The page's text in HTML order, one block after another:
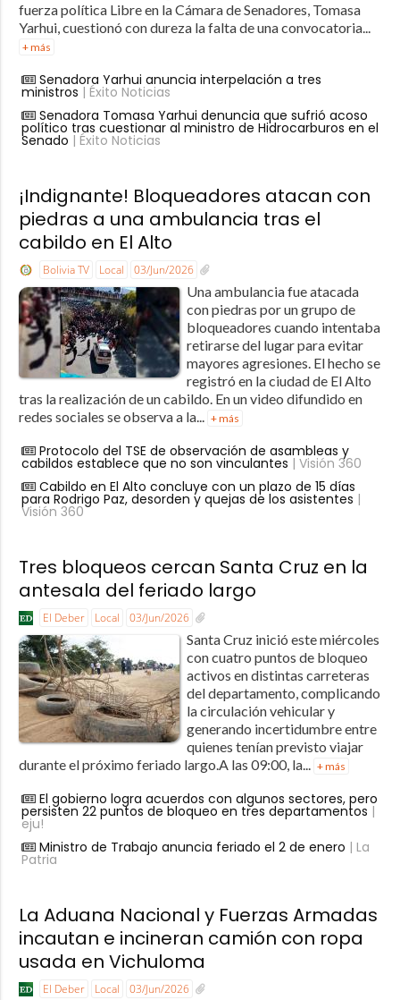
fuerza política Libre en la Cámara de Senadores, Tomasa
Yarhui, cuestionó con dureza la falta de una convocatoria...
+ más
Senadora Yarhui anuncia interpelación a tres
ministros | Éxito Noticias
Senadora Tomasa Yarhui denuncia que sufrió acoso
político tras cuestionar al ministro de Hidrocarburos en el
Senado | Éxito Noticias
¡Indignante! Bloqueadores atacan con
piedras a una ambulancia tras el
cabildo en El Alto
Bolivia TV Local 03/Jun/2026
Una ambulancia fue atacada
con piedras por un grupo de
bloqueadores cuando intentaba
retirarse del lugar para evitar
mayores agresiones. El hecho se
registró en la ciudad de El Alto
tras la realización de un cabildo. En un video difundido en
redes sociales se observa a la... + más
Protocolo del TSE de observación de asambleas y
cabildos establece que no son vinculantes | Visión 360
Cabildo en El Alto concluye con un plazo de 15 días
para Rodrigo Paz, desorden y quejas de los asistentes |
Visión 360
Tres bloqueos cercan Santa Cruz en la
antesala del feriado largo
El Deber Local 03/Jun/2026
Santa Cruz inició este miércoles
con cuatro puntos de bloqueo
activos en distintas carreteras
del departamento, complicando
la circulación vehicular y
generando incertidumbre entre
quienes tenían previsto viajar
durante el próximo feriado largo.A las 09:00, la... + más
El gobierno logra acuerdos con algunos sectores, pero
persisten 22 puntos de bloqueo en tres departamentos |
eju!
Ministro de Trabajo anuncia feriado el 2 de enero | La
Patria
La Aduana Nacional y Fuerzas Armadas
incautan e incineran camión con ropa
usada en Vichuloma
El Deber Local 03/Jun/2026